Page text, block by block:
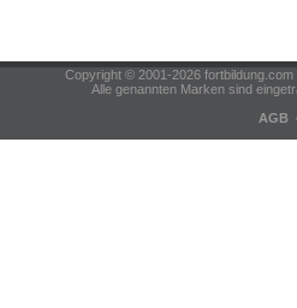
Copyright © 2001-2026
Alle genannten Marken sind
AGB